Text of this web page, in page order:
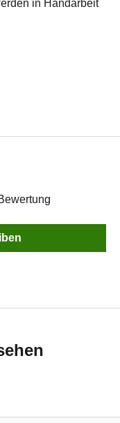
in Handarbeit